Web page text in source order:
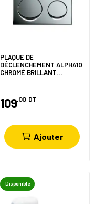
PLAQUE DE
DÉCLENCHEMENT ALPHA10
CHROMÉ BRILLANT
109,00 DT
Ajouter
Disponible